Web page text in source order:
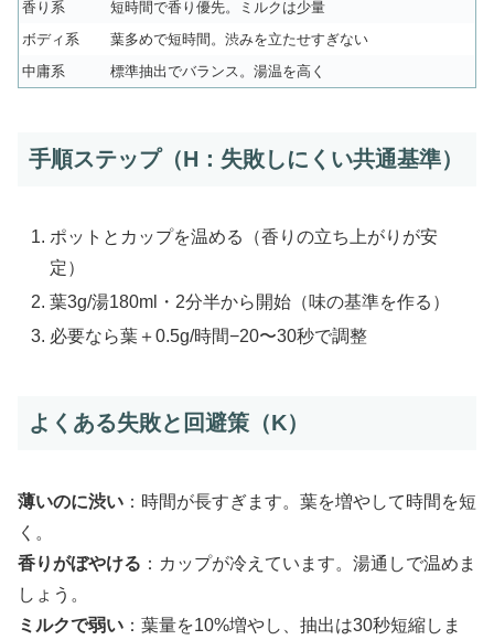
香り系
短時間で香り優先。ミルクは少量
ボディ系
葉多めで短時間。渋みを立たせすぎない
中庸系
標準抽出でバランス。湯温を高く
手順ステップ（H：失敗しにくい共通基準）
ポットとカップを温める（香りの立ち上がりが安
定）
葉3g/湯180ml・2分半から開始（味の基準を作る）
必要なら葉＋0.5g/時間−20〜30秒で調整
よくある失敗と回避策（K）
薄いのに渋い ：時間が長すぎます。葉を増やして時間を短
く。
香りがぼやける ：カップが冷えています。湯通しで温めま
しょう。
ミルクで弱い ：葉量を10%増やし、抽出は30秒短縮しま